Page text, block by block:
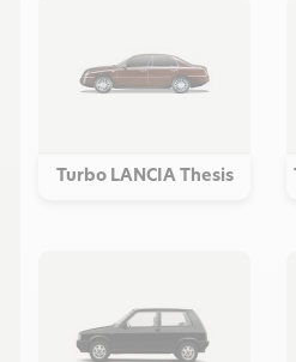
Turbo LANCIA Thesis